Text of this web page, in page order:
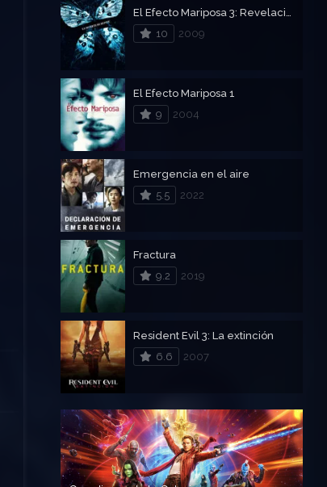
10
2009
El Efecto Mariposa 1
9
2004
Emergencia en el aire
5.5
2022
Fractura
9.2
2019
Resident Evil 3: La extinción
6.6
2007